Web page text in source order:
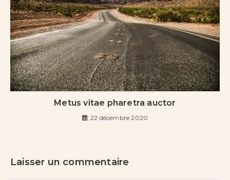
Metus vitae pharetra auctor
22 décembre 2020
Laisser un commentaire